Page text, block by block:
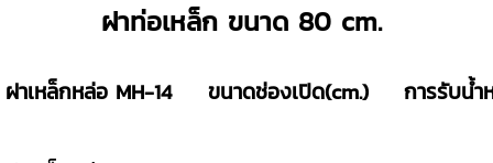
ฝาท่อเหล็ก ขนาด 80 cm.
ฝาเหล็กหล่อ MH-14 ขนาดช่องเปิด(cm.) การรับน้